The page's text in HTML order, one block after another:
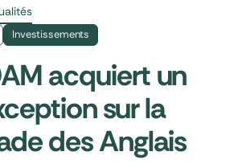
Investissements
acquiert un
sur la
des Anglais